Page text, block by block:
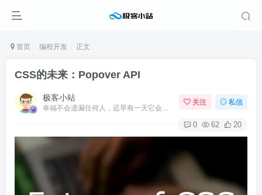
首页 编程开发 正文
CSS的未来：Popover API
极客小站 关注 私信
0 62 20